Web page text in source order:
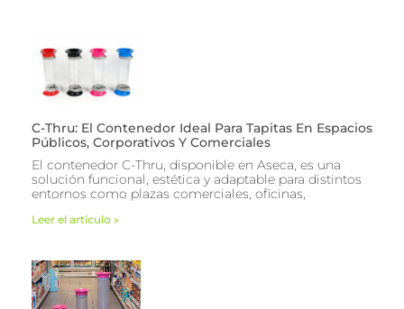
C-Thru: El Contenedor Ideal Para Tapitas En Espacios
Públicos, Corporativos Y Comerciales
El contenedor C-Thru, disponible en Aseca, es una
solución funcional, estética y adaptable para distintos
entornos como plazas comerciales, oficinas,
Leer el artículo »